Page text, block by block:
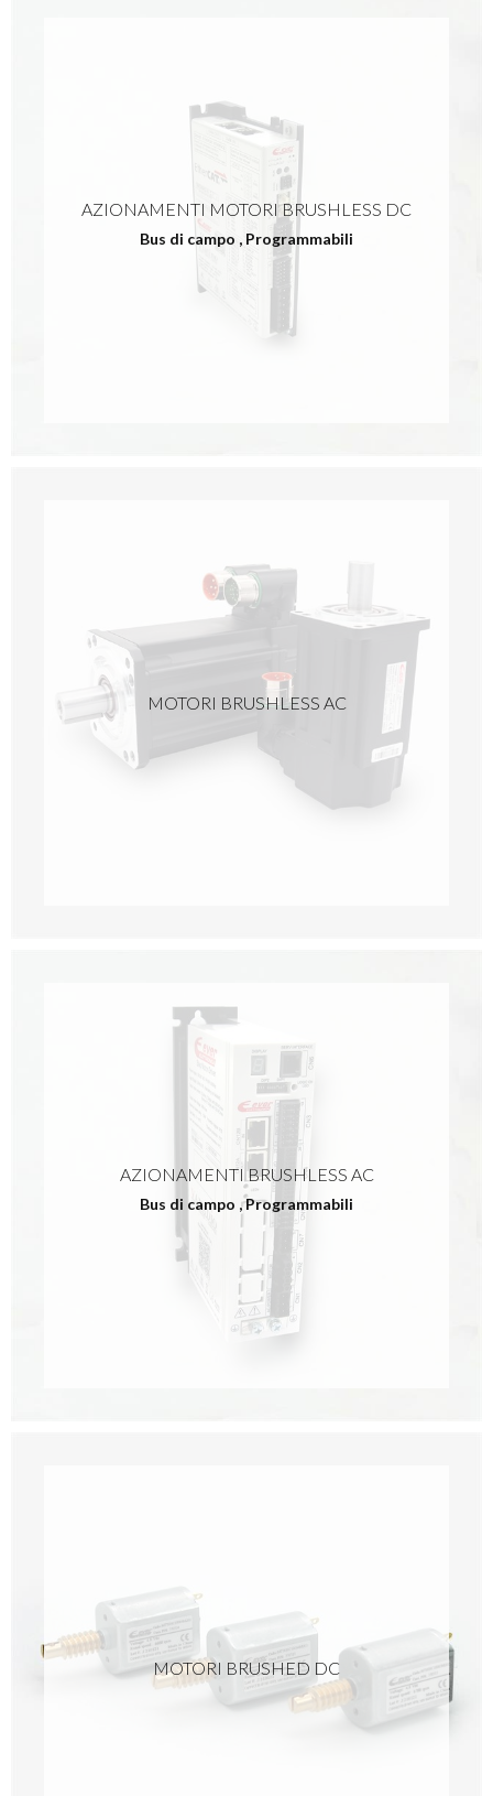
AZIONAMENTI MOTORI BRUSHLESS DC
Bus di campo , Programmabili
MOTORI BRUSHLESS AC
AZIONAMENTI BRUSHLESS AC
Bus di campo ,Programmabili
MOTORI BRUSHED DC